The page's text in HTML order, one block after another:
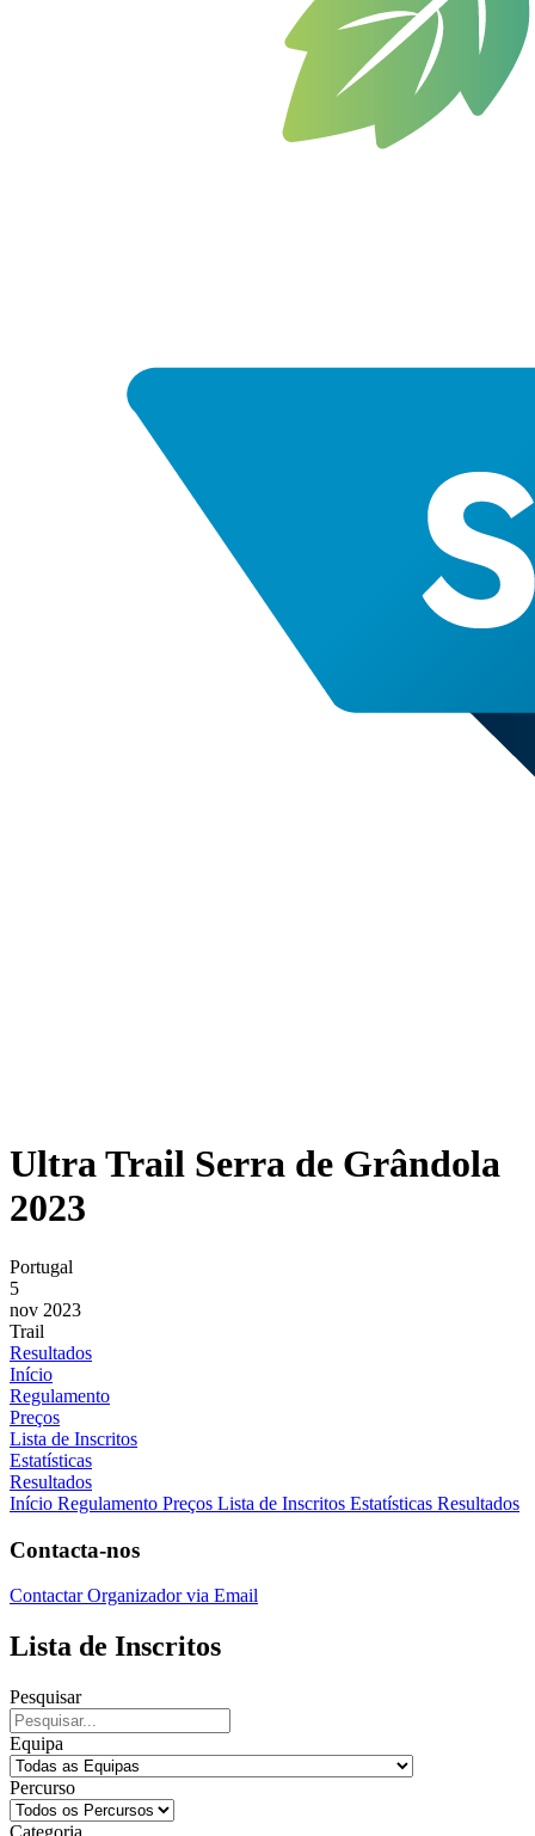
Ultra Trail Serra de Grândola
2023
Portugal
5
nov 2023
Trail
Resultados
Início
Regulamento
Preços
Lista de Inscritos
Estatísticas
Resultados
Início Regulamento Preços Lista de Inscritos Estatísticas Resultados
Contacta-nos
Contactar Organizador via Email
Lista de Inscritos
Pesquisar
Equipa
Percurso